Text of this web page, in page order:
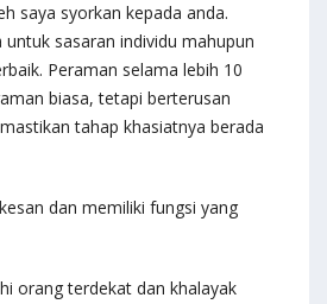
saya syorkan kepada anda.
untuk sasaran individu mahupun
Peraman selama lebih 10
biasa, tetapi berterusan
tahap khasiatnya berada
dan memiliki fungsi yang
orang terdekat dan khalayak